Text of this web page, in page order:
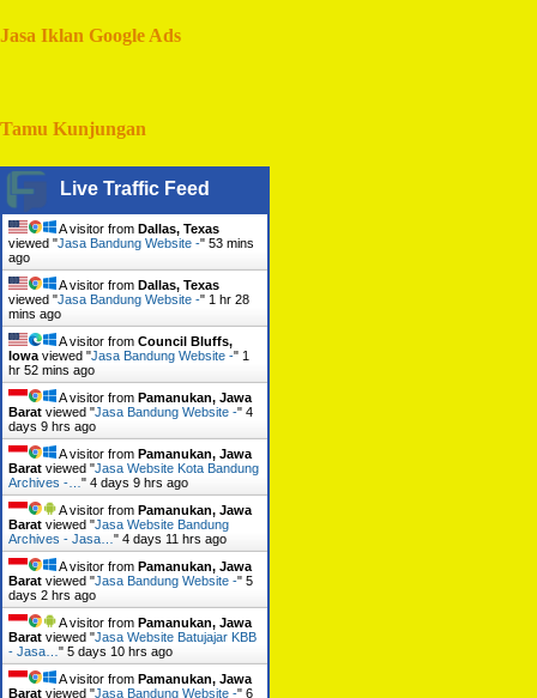
Jasa Iklan Google Ads
Tamu Kunjungan
Live Traffic Feed
A visitor from Dallas, Texas
viewed "Jasa Bandung Website -" 53 mins
ago
A visitor from Dallas, Texas
viewed "Jasa Bandung Website -" 1 hr 28
mins ago
A visitor from Council Bluffs,
Iowa viewed "Jasa Bandung Website -" 1
hr 52 mins ago
A visitor from Pamanukan, Jawa
Barat viewed "Jasa Bandung Website -" 4
days 9 hrs ago
A visitor from Pamanukan, Jawa
Barat viewed "Jasa Website Kota Bandung
Archives -… " 4 days 9 hrs ago
A visitor from Pamanukan, Jawa
Barat viewed "Jasa Website Bandung
Archives - Jasa… " 4 days 11 hrs ago
A visitor from Pamanukan, Jawa
Barat viewed "Jasa Bandung Website -" 5
days 2 hrs ago
A visitor from Pamanukan, Jawa
Barat viewed "Jasa Website Batujajar KBB
- Jasa… " 5 days 10 hrs ago
A visitor from Pamanukan, Jawa
Barat viewed "Jasa Bandung Website -" 6